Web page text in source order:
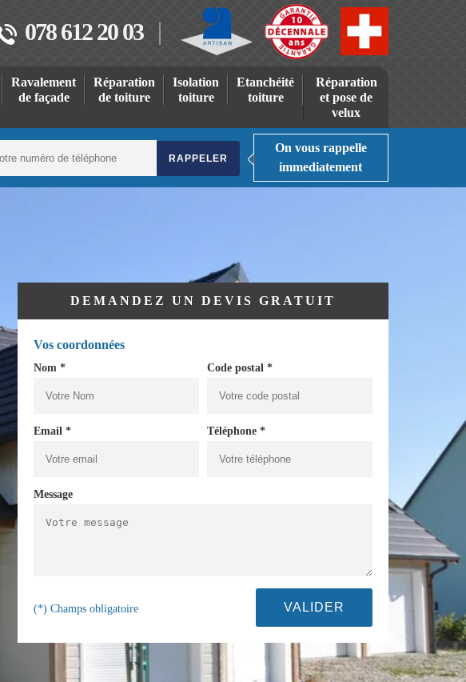
078 612 20 03
Ravalement
de façade
Réparation
de toiture
Isolation
toiture
Etanchéité
toiture
Réparation
et pose de
velux
On vous rappelle
immediatement
DEMANDEZ UN DEVIS GRATUIT
Vos coordonnées
Nom * Code postal *
Email * Téléphone *
Message
(*) Champs obligatoire